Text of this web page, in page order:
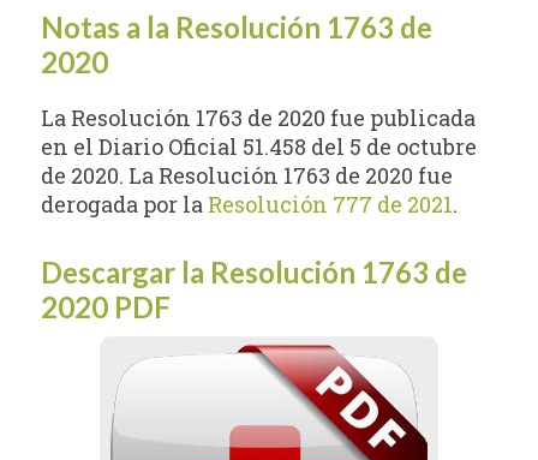
Notas a la Resolución 1763 de
2020
La Resolución 1763 de 2020 fue publicada
en el Diario Oficial 51.458 del 5 de octubre
de 2020. La Resolución 1763 de 2020 fue
derogada por la Resolución 777 de 2021.
Descargar la Resolución 1763 de
2020 PDF